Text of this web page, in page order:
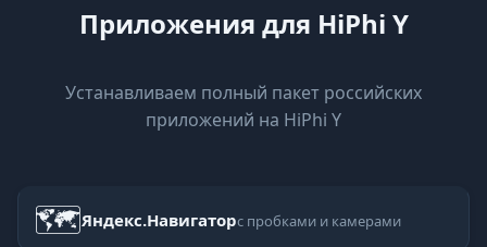
Приложения для HiPhi Y
Устанавливаем полный пакет российских
приложений на HiPhi Y
🗺Яндекс.Навигаторс пробками и камерами